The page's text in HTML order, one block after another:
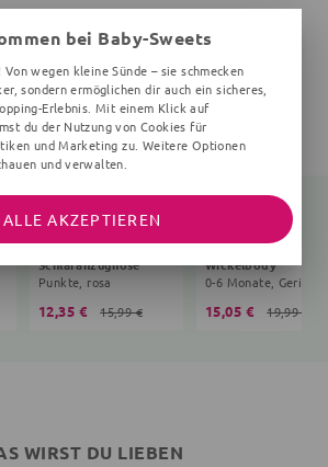
Schlafanzughose
Punkte, rosa
12,35 € 15,99 €
Wickelbody
15,05 € 19,99 €
WIRST DU LIEBEN
bei Baby-Sweets
wegen kleine Sünde – sie schmecken
sondern ermöglichen dir auch ein sicheres,
Erlebnis. Mit einem Klick auf
du der Nutzung von Cookies für
und Marketing zu. Weitere Optionen
und verwalten.
ALLE AKZEPTIEREN